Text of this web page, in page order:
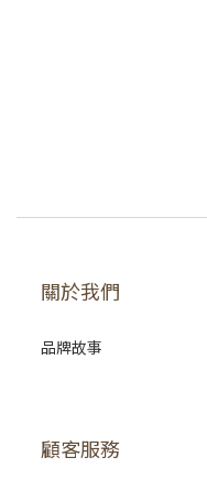
關於我們
品牌故事
顧客服務